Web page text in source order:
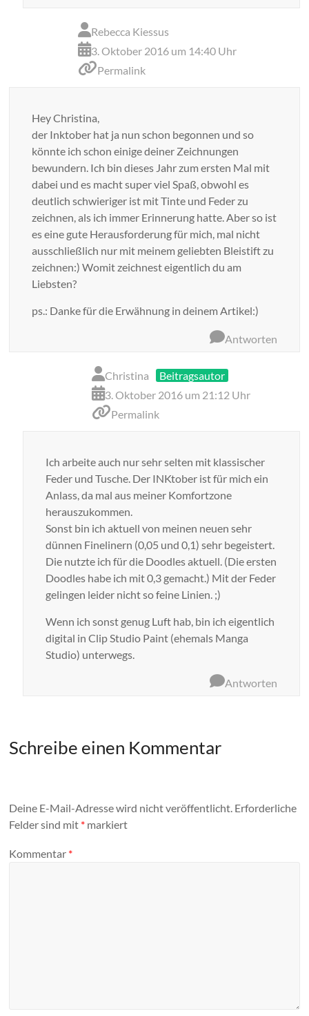
Rebecca Kiessus
3. Oktober 2016 um 14:40 Uhr
Permalink
Hey Christina,
der Inktober hat ja nun schon begonnen und so
könnte ich schon einige deiner Zeichnungen
bewundern. Ich bin dieses Jahr zum ersten Mal mit
dabei und es macht super viel Spaß, obwohl es
deutlich schwieriger ist mit Tinte und Feder zu
zeichnen, als ich immer Erinnerung hatte. Aber so ist
es eine gute Herausforderung für mich, mal nicht
ausschließlich nur mit meinem geliebten Bleistift zu
zeichnen:) Womit zeichnest eigentlich du am
Liebsten?
ps.: Danke für die Erwähnung in deinem Artikel:)
Antworten
Christina
Beitragsautor
3. Oktober 2016 um 21:12 Uhr
Permalink
Ich arbeite auch nur sehr selten mit klassischer
Feder und Tusche. Der INKtober ist für mich ein
Anlass, da mal aus meiner Komfortzone
herauszukommen.
Sonst bin ich aktuell von meinen neuen sehr
dünnen Finelinern (0,05 und 0,1) sehr begeistert.
Die nutzte ich für die Doodles aktuell. (Die ersten
Doodles habe ich mit 0,3 gemacht.) Mit der Feder
gelingen leider nicht so feine Linien. ;)
Wenn ich sonst genug Luft hab, bin ich eigentlich
digital in Clip Studio Paint (ehemals Manga
Studio) unterwegs.
Antworten
Schreibe einen Kommentar
Deine E-Mail-Adresse wird nicht veröffentlicht. Erforderliche
Felder sind mit * markiert
Kommentar *